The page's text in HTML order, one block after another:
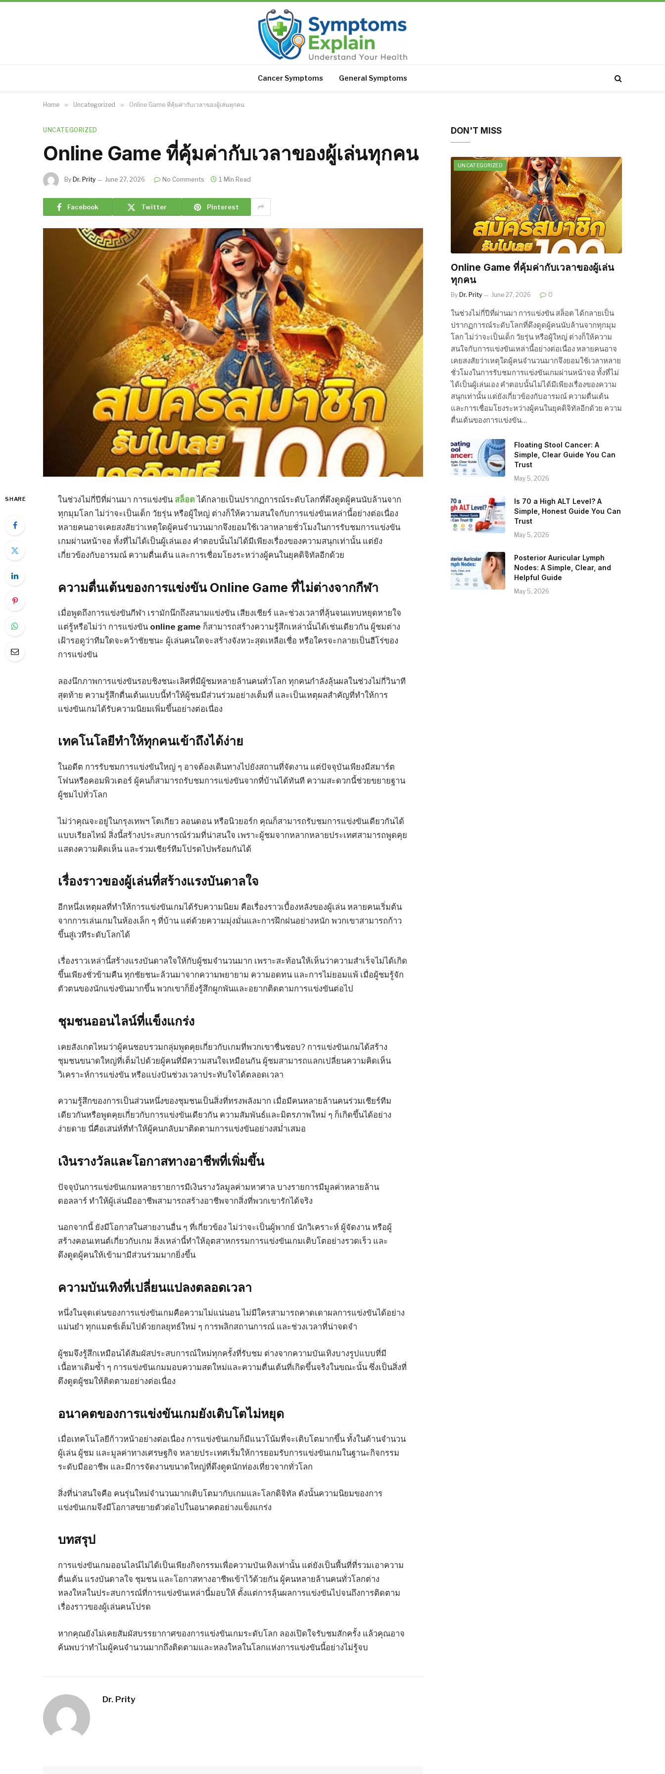
Cancer Symptoms General Symptoms
Home » Uncategorized » Online Game ที่คุ้มค่ากับเวลาของผู้เล่นทุกคน
UNCATEGORIZED
Online Game ที่คุ้มค่ากับเวลาของผู้เล่นทุกคน
By Dr. Prity June 27, 2026 No Comments 1 Min Read
Facebook Twitter Pinterest
SHARE ในช่วงไม่กี่ปีที่ผ่านมา การแข่งขัน สล็อตได้กลายเป็นปรากฏการณ์ระดับโลกที่ดึงดูดผู้คนนับล้านจาก
ทุกมุมโลก ไม่ว่าจะเป็นเด็ก วัยรุ่น หรือผู้ใหญ่ ต่างก็ให้ความสนใจกับการแข่งขันเหล่านี้อย่างต่อเนื่อง
หลายคนอาจเคยสงสัยว่าเหตุใดผู้คนจำนวนมากจึงยอมใช้เวลาหลายชั่วโมงในการรับชมการแข่งขัน
เกมผ่านหน้าจอ ทั้งที่ไม่ได้เป็นผู้เล่นเอง คำตอบนั้นไม่ได้มีเพียงเรื่องของความสนุกเท่านั้น แต่ยัง
เกี่ยวข้องกับอารมณ์ ความตื่นเต้น และการเชื่อมโยงระหว่างผู้คนในยุคดิจิทัลอีกด้วย
ความตื่นเต้นของการแข่งขัน Online Game ที่ไม่ต่างจากกีฬา
เมื่อพูดถึงการแข่งขันกีฬา เรามักนึกถึงสนามแข่งขัน เสียงเชียร์ และช่วงเวลาที่ลุ้นจนแทบหยุดหายใจ
แต่รู้หรือไม่ว่า การแข่งขัน online game ก็สามารถสร้างความรู้สึกเหล่านั้นได้เช่นเดียวกัน ผู้ชมต่าง
เฝ้ารอดูว่าทีมใดจะคว้าชัยชนะ ผู้เล่นคนใดจะสร้างจังหวะสุดเหลือเชื่อ หรือใครจะกลายเป็นฮีโร่ของ
การแข่งขัน
ลองนึกภาพการแข่งขันรอบชิงชนะเลิศที่มีผู้ชมหลายล้านคนทั่วโลก ทุกคนกำลังลุ้นผลในช่วงไม่กี่วินาที
สุดท้าย ความรู้สึกตื่นเต้นแบบนี้ทำให้ผู้ชมมีส่วนร่วมอย่างเต็มที่ และเป็นเหตุผลสำคัญที่ทำให้การ
แข่งขันเกมได้รับความนิยมเพิ่มขึ้นอย่างต่อเนื่อง
เทคโนโลยีทำให้ทุกคนเข้าถึงได้ง่าย
ในอดีต การรับชมการแข่งขันใหญ่ ๆ อาจต้องเดินทางไปยังสถานที่จัดงาน แต่ปัจจุบันเพียงมีสมาร์ต
โฟนหรือคอมพิวเตอร์ ผู้คนก็สามารถรับชมการแข่งขันจากที่บ้านได้ทันที ความสะดวกนี้ช่วยขยายฐาน
ผู้ชมไปทั่วโลก
ไม่ว่าคุณจะอยู่ในกรุงเทพฯ โตเกียว ลอนดอน หรือนิวยอร์ก คุณก็สามารถรับชมการแข่งขันเดียวกันได้
แบบเรียลไทม์ สิ่งนี้สร้างประสบการณ์ร่วมที่น่าสนใจ เพราะผู้ชมจากหลากหลายประเทศสามารถพูดคุย
แสดงความคิดเห็น และร่วมเชียร์ทีมโปรดไปพร้อมกันได้
เรื่องราวของผู้เล่นที่สร้างแรงบันดาลใจ
อีกหนึ่งเหตุผลที่ทำให้การแข่งขันเกมได้รับความนิยม คือเรื่องราวเบื้องหลังของผู้เล่น หลายคนเริ่มต้น
จากการเล่นเกมในห้องเล็ก ๆ ที่บ้าน แต่ด้วยความมุ่งมั่นและการฝึกฝนอย่างหนัก พวกเขาสามารถก้าว
ขึ้นสู่เวทีระดับโลกได้
เรื่องราวเหล่านี้สร้างแรงบันดาลใจให้กับผู้ชมจำนวนมาก เพราะสะท้อนให้เห็นว่าความสำเร็จไม่ได้เกิด
ขึ้นเพียงชั่วข้ามคืน ทุกชัยชนะล้วนมาจากความพยายาม ความอดทน และการไม่ยอมแพ้ เมื่อผู้ชมรู้จัก
ตัวตนของนักแข่งขันมากขึ้น พวกเขาก็ยิ่งรู้สึกผูกพันและอยากติดตามการแข่งขันต่อไป
ชุมชนออนไลน์ที่แข็งแกร่ง
เคยสังเกตไหมว่าผู้คนชอบรวมกลุ่มพูดคุยเกี่ยวกับเกมที่พวกเขาชื่นชอบ? การแข่งขันเกมได้สร้าง
ชุมชนขนาดใหญ่ที่เต็มไปด้วยผู้คนที่มีความสนใจเหมือนกัน ผู้ชมสามารถแลกเปลี่ยนความคิดเห็น
วิเคราะห์การแข่งขัน หรือแบ่งปันช่วงเวลาประทับใจได้ตลอดเวลา
ความรู้สึกของการเป็นส่วนหนึ่งของชุมชนเป็นสิ่งที่ทรงพลังมาก เมื่อมีคนหลายล้านคนร่วมเชียร์ทีม
เดียวกันหรือพูดคุยเกี่ยวกับการแข่งขันเดียวกัน ความสัมพันธ์และมิตรภาพใหม่ ๆ ก็เกิดขึ้นได้อย่าง
ง่ายดาย นี่คือเสน่ห์ที่ทำให้ผู้คนกลับมาติดตามการแข่งขันอย่างสม่ำเสมอ
เงินรางวัลและโอกาสทางอาชีพที่เพิ่มขึ้น
ปัจจุบันการแข่งขันเกมหลายรายการมีเงินรางวัลมูลค่ามหาศาล บางรายการมีมูลค่าหลายล้าน
ดอลลาร์ ทำให้ผู้เล่นมืออาชีพสามารถสร้างอาชีพจากสิ่งที่พวกเขารักได้จริง
นอกจากนี้ ยังมีโอกาสในสายงานอื่น ๆ ที่เกี่ยวข้อง ไม่ว่าจะเป็นผู้พากย์ นักวิเคราะห์ ผู้จัดงาน หรือผู้
สร้างคอนเทนต์เกี่ยวกับเกม สิ่งเหล่านี้ทำให้อุตสาหกรรมการแข่งขันเกมเติบโตอย่างรวดเร็ว และ
ดึงดูดผู้คนให้เข้ามามีส่วนร่วมมากยิ่งขึ้น
ความบันเทิงที่เปลี่ยนแปลงตลอดเวลา
หนึ่งในจุดเด่นของการแข่งขันเกมคือความไม่แน่นอน ไม่มีใครสามารถคาดเดาผลการแข่งขันได้อย่าง
แม่นยำ ทุกแมตช์เต็มไปด้วยกลยุทธ์ใหม่ ๆ การพลิกสถานการณ์ และช่วงเวลาที่น่าจดจำ
ผู้ชมจึงรู้สึกเหมือนได้สัมผัสประสบการณ์ใหม่ทุกครั้งที่รับชม ต่างจากความบันเทิงบางรูปแบบที่มี
เนื้อหาเดิมซ้ำ ๆ การแข่งขันเกมมอบความสดใหม่และความตื่นเต้นที่เกิดขึ้นจริงในขณะนั้น ซึ่งเป็นสิ่งที่
ดึงดูดผู้ชมให้ติดตามอย่างต่อเนื่อง
อนาคตของการแข่งขันเกมยังเติบโตไม่หยุด
เมื่อเทคโนโลยีก้าวหน้าอย่างต่อเนื่อง การแข่งขันเกมก็มีแนวโน้มที่จะเติบโตมากขึ้น ทั้งในด้านจำนวน
ผู้เล่น ผู้ชม และมูลค่าทางเศรษฐกิจ หลายประเทศเริ่มให้การยอมรับการแข่งขันเกมในฐานะกิจกรรม
ระดับมืออาชีพ และมีการจัดงานขนาดใหญ่ที่ดึงดูดนักท่องเที่ยวจากทั่วโลก
สิ่งที่น่าสนใจคือ คนรุ่นใหม่จำนวนมากเติบโตมากับเกมและโลกดิจิทัล ดังนั้นความนิยมของการ
แข่งขันเกมจึงมีโอกาสขยายตัวต่อไปในอนาคตอย่างแข็งแกร่ง
บทสรุป
การแข่งขันเกมออนไลน์ไม่ได้เป็นเพียงกิจกรรมเพื่อความบันเทิงเท่านั้น แต่ยังเป็นพื้นที่ที่รวมเอาความ
ตื่นเต้น แรงบันดาลใจ ชุมชน และโอกาสทางอาชีพเข้าไว้ด้วยกัน ผู้คนหลายล้านคนทั่วโลกต่าง
หลงใหลในประสบการณ์ที่การแข่งขันเหล่านี้มอบให้ ตั้งแต่การลุ้นผลการแข่งขันไปจนถึงการติดตาม
เรื่องราวของผู้เล่นคนโปรด
หากคุณยังไม่เคยสัมผัสบรรยากาศของการแข่งขันเกมระดับโลก ลองเปิดใจรับชมสักครั้ง แล้วคุณอาจ
ค้นพบว่าทำไมผู้คนจำนวนมากถึงติดตามและหลงใหลในโลกแห่งการแข่งขันนี้อย่างไม่รู้จบ
Dr. Prity
DON'T MISS
UNCATEGORIZED
Online Game ที่คุ้มค่ากับเวลาของผู้เล่น
ทุกคน
By Dr. Prity June 27, 2026 0
ในช่วงไม่กี่ปีที่ผ่านมา การแข่งขัน สล็อต ได้กลายเป็น
ปรากฏการณ์ระดับโลกที่ดึงดูดผู้คนนับล้านจากทุกมุม
โลก ไม่ว่าจะเป็นเด็ก วัยรุ่น หรือผู้ใหญ่ ต่างก็ให้ความ
สนใจกับการแข่งขันเหล่านี้อย่างต่อเนื่อง หลายคนอาจ
เคยสงสัยว่าเหตุใดผู้คนจำนวนมากจึงยอมใช้เวลาหลาย
ชั่วโมงในการรับชมการแข่งขันเกมผ่านหน้าจอ ทั้งที่ไม่
ได้เป็นผู้เล่นเอง คำตอบนั้นไม่ได้มีเพียงเรื่องของความ
สนุกเท่านั้น แต่ยังเกี่ยวข้องกับอารมณ์ ความตื่นเต้น
และการเชื่อมโยงระหว่างผู้คนในยุคดิจิทัลอีกด้วย ความ
ตื่นเต้นของการแข่งขัน…
Floating Stool Cancer: A
Simple, Clear Guide You Can
Trust
May 5, 2026
Is 70 a High ALT Level? A
Simple, Honest Guide You Can
Trust
May 5, 2026
Posterior Auricular Lymph
Nodes: A Simple, Clear, and
Helpful Guide
May 5, 2026